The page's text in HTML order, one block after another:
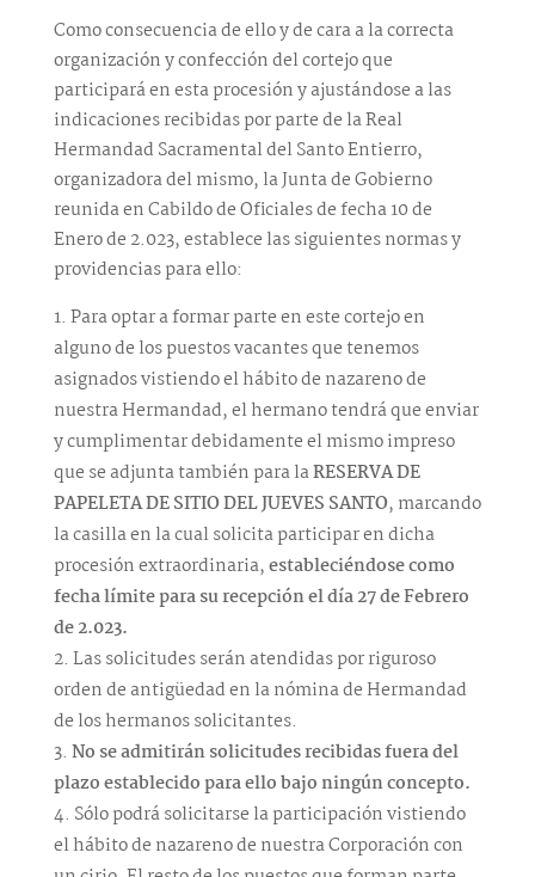
Como consecuencia de ello y de cara a la correcta
organización y confección del cortejo que
participará en esta procesión y ajustándose a las
indicaciones recibidas por parte de la Real
Hermandad Sacramental del Santo Entierro,
organizadora del mismo, la Junta de Gobierno
reunida en Cabildo de Oficiales de fecha 10 de
Enero de 2.023, establece las siguientes normas y
providencias para ello:
Para optar a formar parte en este cortejo en
alguno de los puestos vacantes que tenemos
asignados vistiendo el hábito de nazareno de
nuestra Hermandad, el hermano tendrá que enviar
y cumplimentar debidamente el mismo impreso
que se adjunta también para laRESERVA DE
PAPELETA DE SITIO DEL JUEVES SANTO, marcando
la casilla en la cual solicita participar en dicha
procesión extraordinaria,estableciéndose como
fecha límite para su recepción el día 27 de Febrero
de 2.023.
Las solicitudes serán atendidas por riguroso
orden de antigüedad en la nómina de Hermandad
de los hermanos solicitantes.
No se admitirán solicitudes recibidas fuera del
plazo establecido para ello bajo ningún concepto.
Sólo podrá solicitarse la participación vistiendo
el hábito de nazareno de nuestra Corporación con